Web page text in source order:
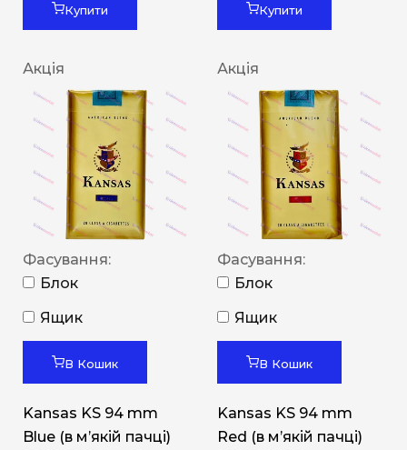
Купити Купити
Акція
Фасування:
Блок
Ящик
В Кошик
Kansas KS 94 mm
Blue (в мʼякій пачці)
Акція
Фасування:
Блок
Ящик
В Кошик
Kansas KS 94 mm
Red (в мʼякій пачці)